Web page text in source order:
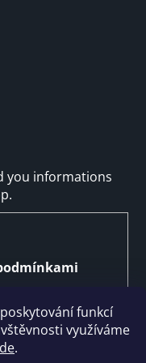
funkcí
využíváme
.
you informations